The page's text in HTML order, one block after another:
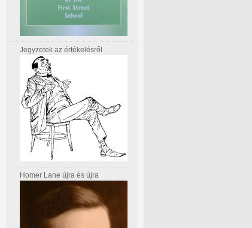
Jegyzetek az értékelésről
Homer Lane újra és újra